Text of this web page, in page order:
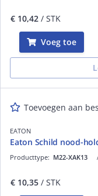
€ 10,42 / STK
Voeg toe
Toevoegen aan
EATON
Eaton Schild nood-
Producttype: M22-XAK13
€ 10,35 / STK